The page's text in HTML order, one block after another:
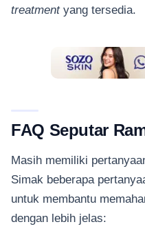
treatment yang tersedia.
FAQ Seputar
Masih memiliki
Simak beberapa
untuk membantu
dengan lebih jelas: